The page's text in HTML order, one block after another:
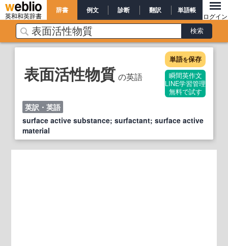
英和和英辞書
辞書 例文 診断 翻訳 単語帳
ログイン
表面活性物質 の英語
単語を保存
瞬間英作文
LINE学習管理
無料で試す
英訳・英語
surface active substance; surfactant; surface active
material